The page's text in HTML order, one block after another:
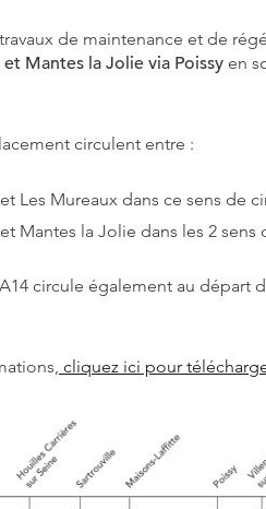
de maintenance et de
et Mantes la Jolie via Poissy en
circulent entre :
Les Mureaux dans ce sens de
Mantes la Jolie dans les 2 sens
A14 circule également au départ
cliquez ici pour